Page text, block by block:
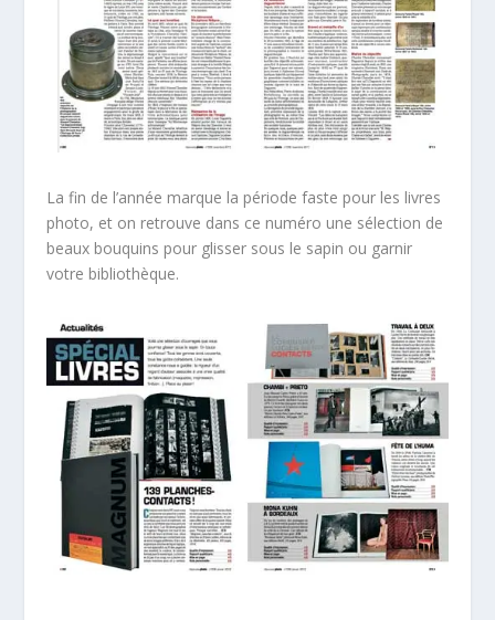
La fin de l’année marque la période faste pour les livres
photo, et on retrouve dans ce numéro une sélection de
beaux bouquins pour glisser sous le sapin ou garnir
votre bibliothèque.